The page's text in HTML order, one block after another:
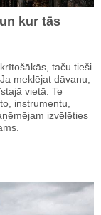
kur tās
taču tieši
meklējat dāvanu,
vietā. Te
instrumentu,
izvēlēties